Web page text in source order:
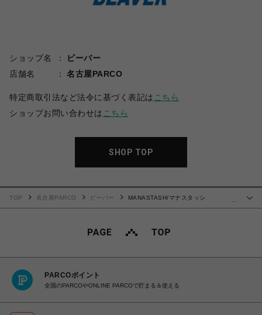
ショップ名
ビーバー
店舗名
名古屋PARCO
特定商取引法など法令に基づく表記は こちら
ショップお問い合わせは こちら
SHOP TOP
…
TOP 名古屋PARCO ビーバー
MANASTASH/マナスタッシ
PARCOポイント
全国のPARCOやONLINE PARCOで貯まる＆使える